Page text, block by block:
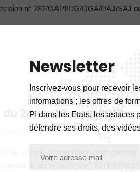
n° 282/OAPI/DG/DGA/DAJ/SAJ
24 au 28 avril 2017
No Comments
le recours en annulation de la
demande de Brevet PV n° 1 2008
Newsletter
Inscrivez-vous pour recevoir
informations ; les offres de
PI dans les Etats, les astuces
défendre ses droits, des